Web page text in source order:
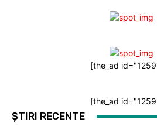
[the_ad
[the_ad
ȘTIRI RECENTE